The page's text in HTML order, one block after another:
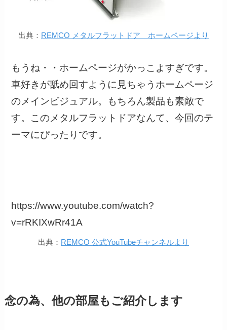
出典： REMCO メタルフラットドア ホームページより
もうね・・ホームページがかっこよすぎです。
車好きが舐め回すように見ちゃうホームページ
のメインビジュアル。もちろん製品も素敵で
す。このメタルフラットドアなんて、今回のテ
ーマにぴったりです。
https://www.youtube.com/watch?
v=rRKIXwRr41A
出典： REMCO 公式YouTubeチャンネルより
念の為、他の部屋もご紹介します